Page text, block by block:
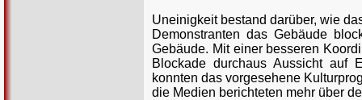
Uneinigkeit bestand darüber, wie
Demonstranten das Gebäude
Gebäude. Mit einer besseren
Blockade durchaus Aussicht auf
konnten das vorgesehene
die Medien berichteten mehr über